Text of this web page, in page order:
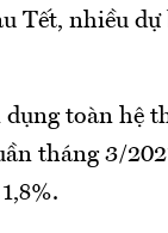
Tết, nhiều
toàn hệ
tháng 3/